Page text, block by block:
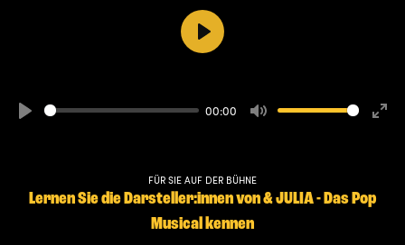
00:00
Play
FÜR SIE AUF DER BÜHNE
Lernen Sie die Darsteller:innen von & JULIA - Das Pop
Musical kennen